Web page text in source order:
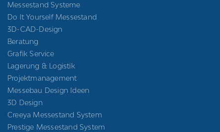
Messestand Systeme
Do It Yourself Messestand
3D-CAD-Design
Beratung
Grafik Service
Lagerung & Logistik
Projektmanagement
Messebau Design Ideen
3D Design
Creeya Messestand System
Prestige Messestand System